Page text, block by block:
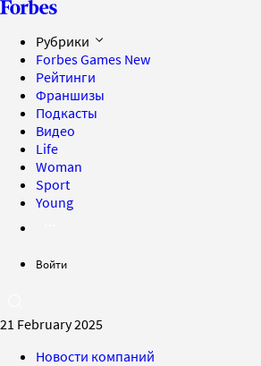
Рубрики
Forbes Games New
Рейтинги
Франшизы
Подкасты
Видео
Life
Woman
Sport
Young
Войти
21 February 2025
Новости компаний